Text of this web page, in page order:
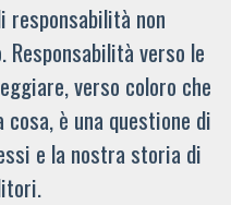
non
Responsabilità verso le
verso coloro che
è una questione di
e la nostra storia di